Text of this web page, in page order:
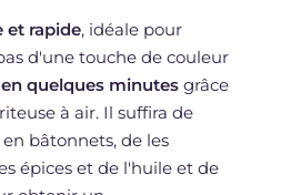
et rapide, idéale pour
d'une touche de couleur
quelques minutesgrâce
à air. Il suffira de
bâtonnets, de les
épices et de l'huile et de